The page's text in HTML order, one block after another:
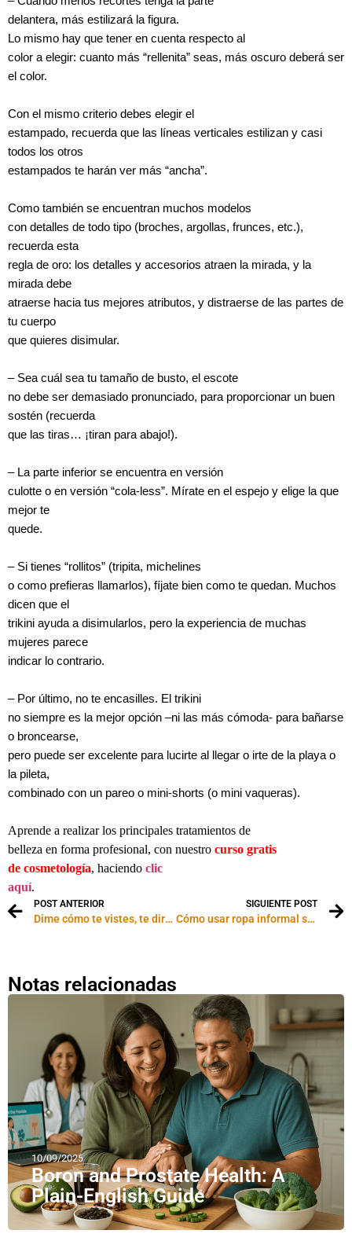
delantera, más estilizará la figura.
Lo mismo hay que tener en cuenta respecto al
color a elegir: cuanto más “rellenita” seas, más oscuro deberá ser
el color.
Con el mismo criterio debes elegir el
estampado, recuerda que las líneas verticales estilizan y casi
todos los otros
estampados te harán ver más “ancha”.
Como también se encuentran muchos modelos
con detalles de todo tipo (broches, argollas, frunces, etc.),
recuerda esta
regla de oro: los detalles y accesorios atraen la mirada, y la
mirada debe
atraerse hacia tus mejores atributos, y distraerse de las partes de
tu cuerpo
que quieres disimular.
– Sea cuál sea tu tamaño de busto, el escote
no debe ser demasiado pronunciado, para proporcionar un buen
sostén (recuerda
que las tiras… ¡tiran para abajo!).
– La parte inferior se encuentra en versión
culotte o en versión “cola-less”. Mírate en el espejo y elige la que
mejor te
quede.
– Si tienes “rollitos” (tripita, michelines
o como prefieras llamarlos), fíjate bien como te quedan. Muchos
dicen que el
trikini ayuda a disimularlos, pero la experiencia de muchas
mujeres parece
indicar lo contrario.
– Por último, no te encasilles. El trikini
no siempre es la mejor opción –ni las más cómoda- para bañarse
o broncearse,
pero puede ser excelente para lucirte al llegar o irte de la playa o
la pileta,
combinado con un pareo o mini-shorts (o mini vaqueras).
Aprende a realizar los principales tratamientos de
belleza en forma profesional, con nuestro curso gratis
de cosmetología, haciendo clic
aquí.
POST ANTERIOR
Dime cómo te vistes, te diré de qué trabajas
SIGUIENTE POST
Cómo usar ropa informal sin perder la feminidad en el intento
Notas relacionadas
10/09/2025
Boron and Prostate Health: A
Plain-English Guide